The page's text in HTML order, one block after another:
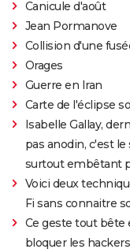
Canicule d'août
Jean Pormanove
Collision d'une
Orages
Guerre en Iran
Carte de l'éclipse
Isabelle Gallay,
pas anodin, c'est
surtout embêtant
Voici deux
Fi sans connaitre
Ce geste tout bête
bloquer les hackers